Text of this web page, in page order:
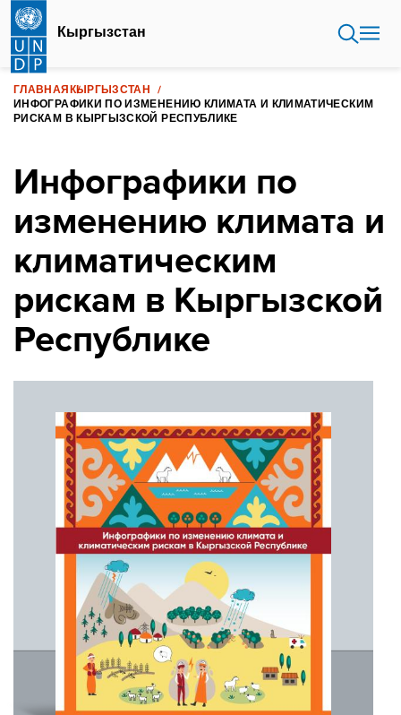
Перейти
основному
содержанию
Кыргызстан
ГЛАВНАЯ КЫРГЫЗСТАН
ИНФОГРАФИКИ ПО ИЗМЕНЕНИЮ КЛИМАТА И КЛИМАТИЧЕСКИМ
РИСКАМ В КЫРГЫЗСКОЙ РЕСПУБЛИКЕ
Инфографики по
изменению климата и
климатическим
рискам в Кыргызской
Республике